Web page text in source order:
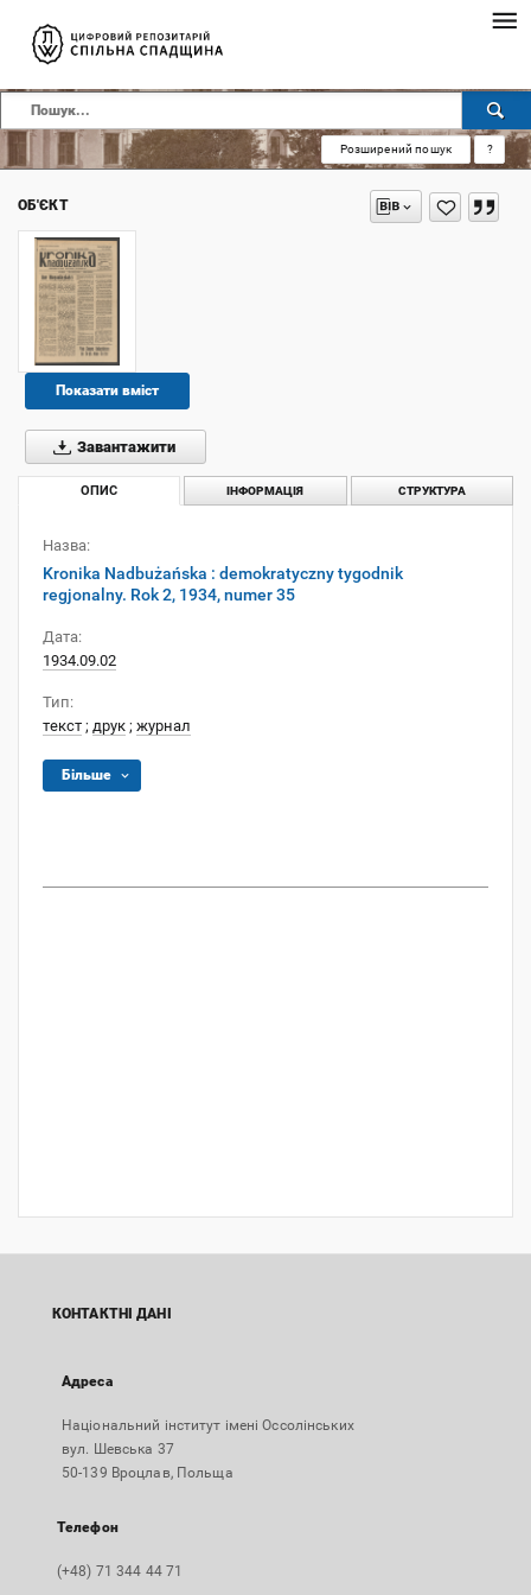
Розширений пошук ?
ОБ'ЄКТ
Показати вміст
Завантажити
ОПИС ІНФОРМАЦІЯ СТРУКТУРА
Назва:
Kronika Nadbużańska : demokratyczny tygodnik
regjonalny. Rok 2, 1934, numer 35
Дата:
1934.09.02
Тип:
текст ; друк ; журнал
Більше
КОНТАКТНІ ДАНІ
Адреса
Національний інститут імені Оссолінських
вул. Шевська 37
50-139 Вроцлав, Польща
Телефон
(+48) 71 344 44 71